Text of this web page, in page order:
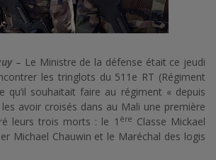
– Le Ministre de la défense était ce jeudi
les tringlots du 511e RT (Régiment
qu’il souhaitait faire au régiment « depuis
avoir croisés dans au Mali une première
leurs trois morts : le 1 ère Classe Mickael
Michael Chauwin et le Maréchal des logis